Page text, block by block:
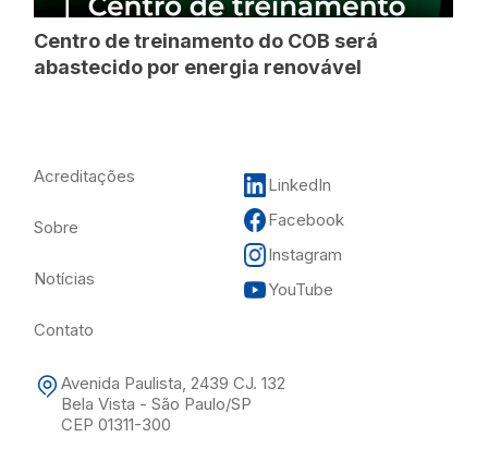
Centro de treinamento do COB será
abastecido por energia renovável
Acreditações
Sobre
Notícias
Contato
Avenida Paulista, 2439 CJ. 132
Bela Vista - São Paulo/SP
CEP 01311-300
LinkedIn
Facebook
Instagram
YouTube